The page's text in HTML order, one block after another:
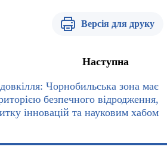
Версія для друку
Наступна
Чорнобильська зона має
безпечного відродження,
інновацій та науковим хабом